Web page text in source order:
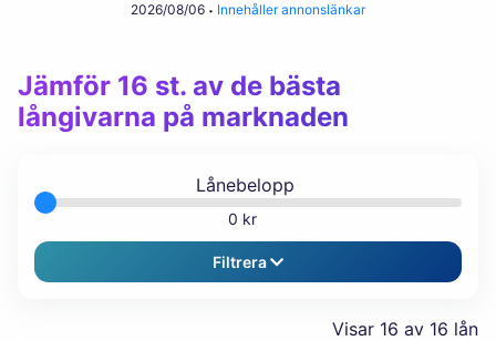
2026/08/06
Innehåller annonslänkar
Jämför 16 st. av de bästa
långivarna på marknaden
Lånebelopp
0 kr
Filtrera
Visar 16 av 16 lån